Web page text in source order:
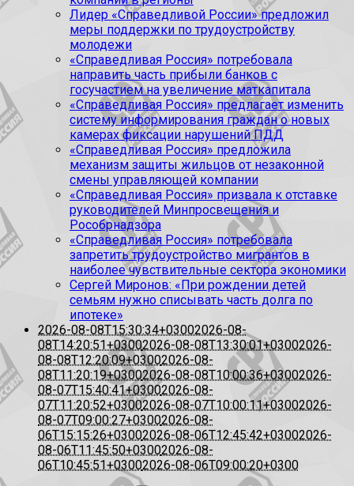
Лидер «Справедливой России» предложил
меры поддержки по трудоустройству
молодежи
«Справедливая Россия» потребовала
направить часть прибыли банков с
госучастием на увеличение маткапитала
«Справедливая Россия» предлагает изменить
систему информирования граждан о новых
камерах фиксации нарушений ПДД
«Справедливая Россия» предложила
механизм защиты жильцов от незаконной
смены управляющей компании
«Справедливая Россия» призвала к отставке
руководителей Минпросвещения и
Рособрнадзора
«Справедливая Россия» потребовала
запретить трудоустройство мигрантов в
наиболее чувствительные сектора экономики
Сергей Миронов: «При рождении детей
семьям нужно списывать часть долга по
ипотеке»
2026-08-08T15:30:34+03002026-08-
08T14:20:51+03002026-08-08T13:30:01+03002026-
08-08T12:20:09+03002026-08-
08T11:20:19+03002026-08-08T10:00:36+03002026-
08-07T15:40:41+03002026-08-
07T11:20:52+03002026-08-07T10:00:11+03002026-
08-07T09:00:27+03002026-08-
06T15:15:26+03002026-08-06T12:45:42+03002026-
08-06T11:45:50+03002026-08-
06T10:45:51+03002026-08-06T09:00:20+0300